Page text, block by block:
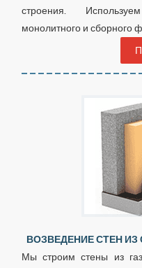
строения.
монолитного и сборного
ВОЗВЕДЕНИЕ СТЕН
Мы строим стены из